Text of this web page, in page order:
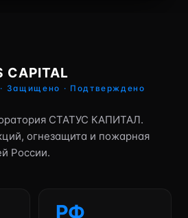
CAPITAL
Защищено · Подтверждено
СТАТУС КАПИТАЛ.
огнезащита и пожарная
России.
РФ